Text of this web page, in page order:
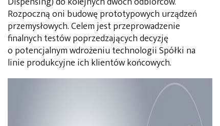
Rozpoczną oni budowę prototypowych urządzeń
przemysłowych. Celem jest przeprowadzenie
finalnych testów poprzedzających decyzję
o potencjalnym wdrożeniu technologii Spółki na
linie produkcyjne ich klientów końcowych.